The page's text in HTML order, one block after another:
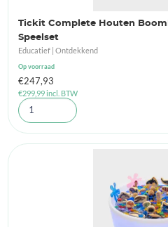
Tickit Complete Houten
Speelset
Educatief | Ontdekkend
Op voorraad
€247,93
€299,99incl. BTW